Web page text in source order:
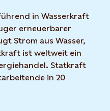
in Wasserkraft
erneuerbarer
Strom aus Wasser,
ist weltweit ein
Statkraft
in 20